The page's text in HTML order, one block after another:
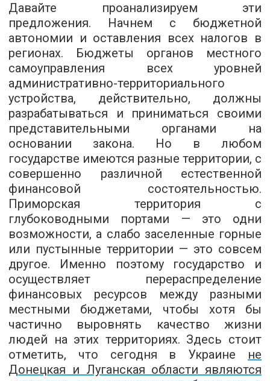
Давайте проанализируем эти
предложения. Начнем с бюджетной
автономии и оставления всех налогов в
регионах. Бюджеты органов местного
самоуправления всех уровней
административно-территориального
устройства, действительно, должны
разрабатываться и приниматься своими
представительными органами на
основании закона. Но в любом
государстве имеются разные территории, с
совершенно различной естественной
финансовой состоятельностью.
Приморская территория с
глубоководными портами — это одни
возможности, а слабо заселенные горные
или пустынные территории — это совсем
другое. Именно поэтому государство и
осуществляет перераспределение
финансовых ресурсов между разными
местными бюджетами, чтобы хотя бы
частично выровнять качество жизни
людей на этих территориях. Здесь стоит
отметить, что сегодня в Украине не
Донецкая и Луганская области являются